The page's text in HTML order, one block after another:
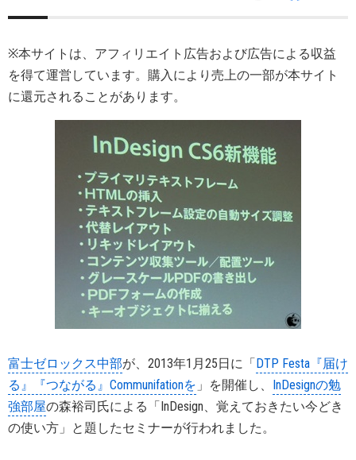
※本サイトは、アフィリエイト広告および広告による収益
を得て運営しています。購入により売上の一部が本サイト
に還元されることがあります。
富士ゼロックス中部が、2013年1月25日に「DTP Festa『届け
る』『つながる』Communifationを 」を開催し、 InDesignの勉
強部屋の森裕司氏による「InDesign、覚えておきたい今どき
の使い方」と題したセミナーが行われました。